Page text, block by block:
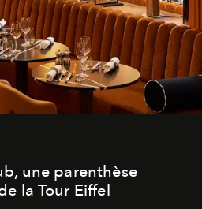
une parenthèse
la Tour Eiffel